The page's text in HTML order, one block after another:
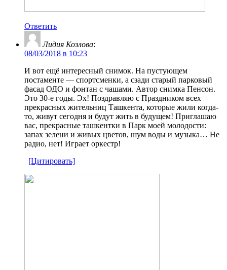
Ответить
Лидия Козлова:
08/03/2018 в 10:23
И вот ещё интересный снимок. На пустующем
постаменте — спортсменки, а сзади старый парковый
фасад ОДО и фонтан с чашами. Автор снимка Пенсон.
Это 30-е годы. Эх! Поздравляю с Праздником всех
прекрасных жительниц Ташкента, которые жили когда-
то, живут сегодня и будут жить в будущем! Приглашаю
вас, прекрасные ташкентки в Парк моей молодости:
запах зелени и живых цветов, шум воды и музыка… Не
радио, нет! Играет оркестр!
[Цитировать]